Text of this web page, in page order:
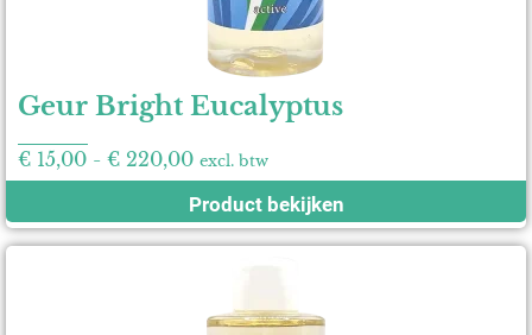
Geur Bright Eucalyptus
€ 15,00 - € 220,00 excl. btw
Product bekijken